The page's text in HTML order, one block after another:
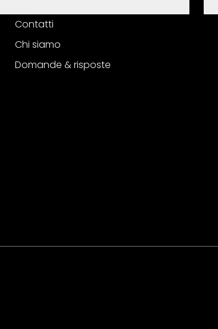
Contatti
Chi siamo
Domande & risposte